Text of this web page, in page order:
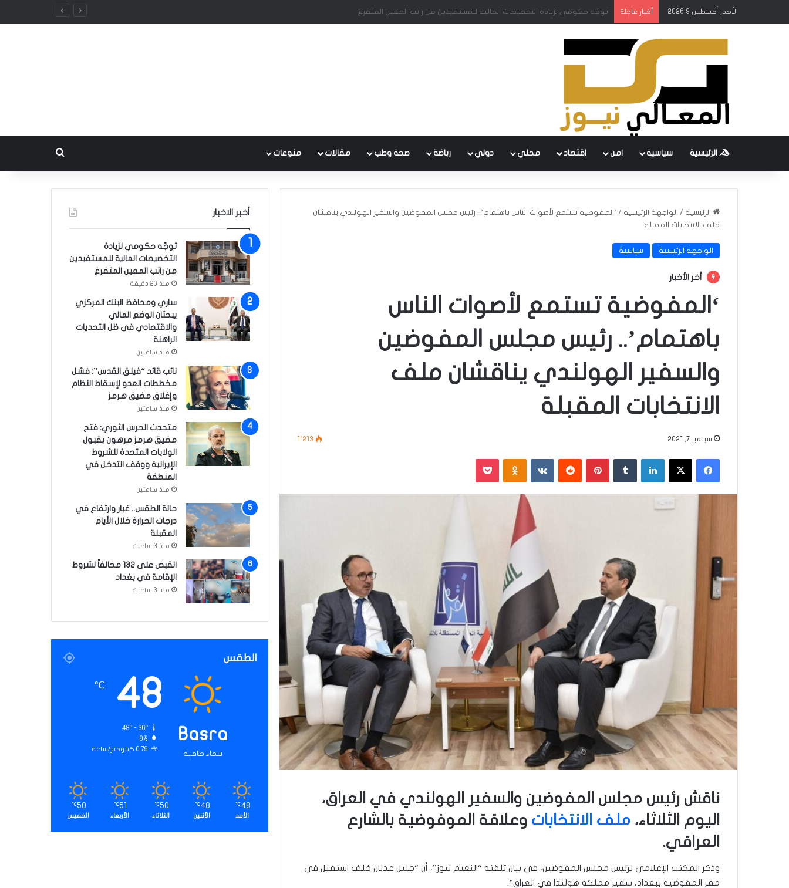
الأحد, أغسطس 9 2026 أخبار عاجلة ساري ومحافظ البنك المركزي يبحثان الوضع المالي والاقتصادي في ظل التحديات الراهنة
الرئيسية سياسية امن اقتصاد محلي دولي رباضة صحة وطب مقالات منوعات
الرئيسية / الواجهة الرئيسية / ‘المفوضية تستمع لأصوات الناس باهتمام’.. رئيس مجلس المفوضين والسفير الهولندي يناقشان
ملف الانتخابات المقبلة
الواجهة الرئيسية سياسية
أخر الأخبار
‘المفوضية تستمع لأصوات الناس
باهتمام’.. رئيس مجلس المفوضين
والسفير الهولندي يناقشان ملف
الانتخابات المقبلة
سبتمبر 7, 2021 1٬213
فيسبوك ‫X لينكدإن بينتيريست ‏VKontakte
ناقش رئيس مجلس المفوضين والسفير الهولندي في العراق،
اليوم الثلاثاء، ملف الانتخابات وعلاقة الموفوضية بالشارع
العراقي.
وذكر المكتب الإعلامي لرئيس مجلس المفوضين، في بيان تلقته “النعيم نيوز”، أن “جليل عدنان خلف استقبل في
مقر المفوضية ببغداد، سفير مملكة هولندا في العراق”.
أخبر الاخبار
توجّه حكومي لزيادة
التخصيصات المالية للمستفيدين
من راتب المعين المتفرغ
منذ 23 دقيقة
ساري ومحافظ البنك المركزي
يبحثان الوضع المالي
والاقتصادي في ظل التحديات
الراهنة
منذ ساعتين
نائب قائد “فيلق القدس”: فشل
مخططات العدو لإسقاط النظام
وإغلاق مضيق هرمز
منذ ساعتين
متحدث الحرس الثوري: فتح
مضيق هرمز مرهون بقبول
الولايات المتحدة للشروط
الإيرانية ووقف التدخل في
المنطقة
منذ ساعتين
حالة الطقس.. غبار وارتفاع في
درجات الحرارة خلال الأيام
المقبلة
منذ 3 ساعات
القبض على 132 مخالفاً لشروط
الإقامة في بغداد
منذ 3 ساعات
الطقس
Basra
سماء صافية
48
℃
48º - 36º
8%
0.79 كيلومتر/ساعة
48
℃
الأحد
48
℃
الأثنين
50
℃
الثلاثاء
51
℃
الأربعاء
50
℃
الخميس